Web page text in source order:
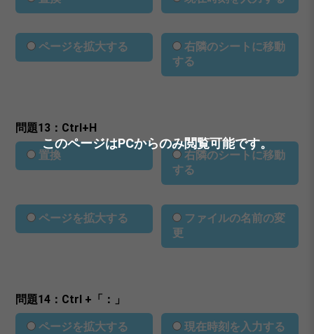
このページはPCからのみ閲覧可能です。
ページを拡大する
右隣のシートに移動
する
問題13：Ctrl+H
置換
右隣のシートに移動
する
ページを拡大する
ファイルの名前の変
更
問題14：Ctrl +「：」
ページを拡大する 現在時刻を入力する